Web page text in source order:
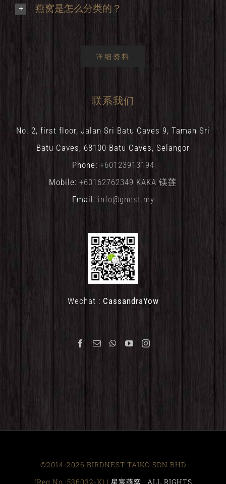
燕窝是怎么分类的？
详细资料
联系我们
No. 2, first floor, Jalan Sri Batu Caves 9, Taman Sri
Batu Caves, 68100 Batu Caves, Selangor
Phone: +60123913194
Mobile: +60162762349 KAKA 镁莲
Email: info@gnest.my
Wechat : CassandraYow
©2014-2026 BIRDNEST TAIKO SDN BHD
(Reg.No.:536032-X) | 星宸燕窝 | ALL RIGHTS